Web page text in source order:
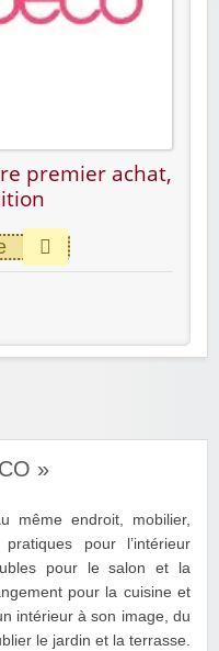
premier achat,
»
même endroit, mobilier,
pour l’intérieur
pour le salon et la
pour la cuisine et
intérieur à son image, du
le jardin et la terrasse.